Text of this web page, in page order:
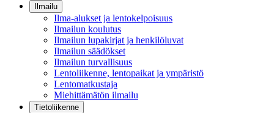
Ilmailu
Ilma-alukset ja lentokelpoisuus
Ilmailun koulutus
Ilmailun lupakirjat ja henkilöluvat
Ilmailun säädökset
Ilmailun turvallisuus
Lentoliikenne, lentopaikat ja ympäristö
Lentomatkustaja
Miehittämätön ilmailu
Tietoliikenne